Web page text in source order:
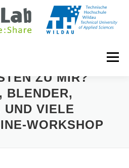
Menü
VINN:LAB CONTACT
ZU MIR?
BLENDER,
VIELE
WORKSHOP